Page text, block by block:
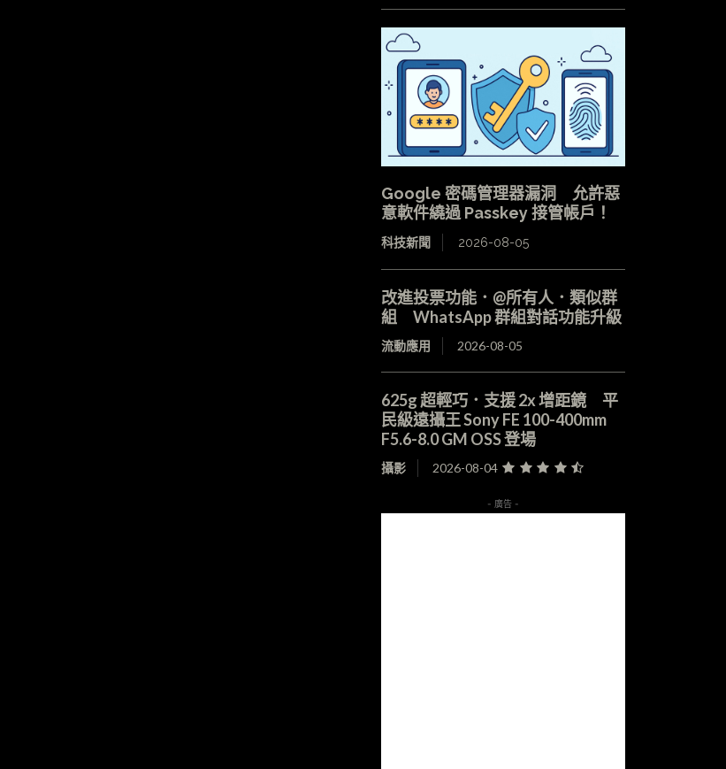
Google 密碼管理器漏洞 允許惡
意軟件繞過 Passkey 接管帳戶！
科技新聞 2026-08-05
改進投票功能．@所有人．類似群
組 WhatsApp 群組對話功能升級
流動應用 2026-08-05
625g 超輕巧．支援 2x 增距鏡 平
民級遠攝王 Sony FE 100-400mm
F5.6-8.0 GM OSS 登場
攝影 2026-08-04
- 廣告 -